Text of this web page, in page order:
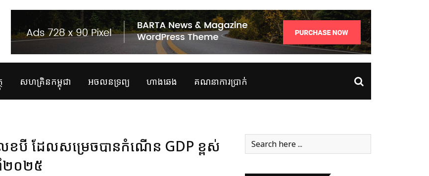
សហគ្រិនកម្ពុជា អចលនទ្រព្យ ហាងឆេង គណនាការប្រាក់
េខបី ដែលសម្រេចបានកំណើន GDP ខ្ពស់
២០២៥